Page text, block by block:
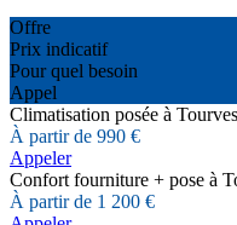
Offre
Prix indicatif
Pour quel besoin
Appel
Climatisation posée à Tourves
À partir de 990 €
Appeler
Confort fourniture + pose à
À partir de 1 200 €